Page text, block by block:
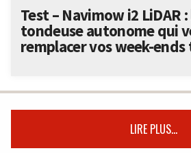
Test – Navimow i2 LiDAR :
tondeuse autonome qui
remplacer vos week-
LIRE PLUS...